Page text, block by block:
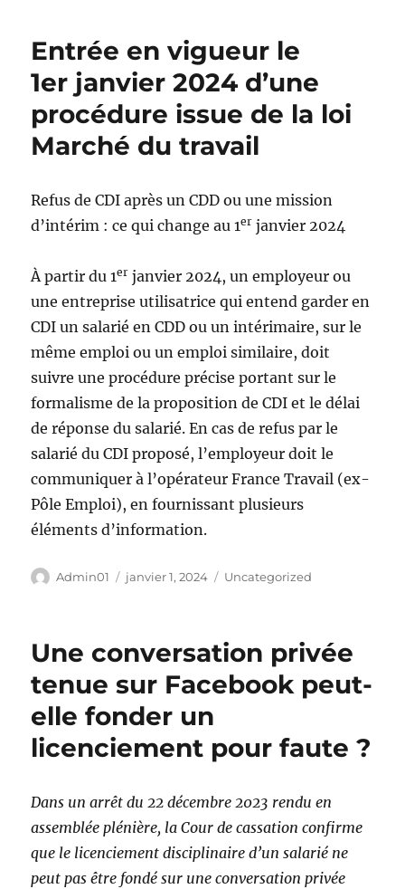
cassation
admet
la
recevabilité
des
preuves
sous
certaines
Entrée en vigueur le
1er janvier 2024 d’une
procédure issue de la loi
Marché du travail
Refus de CDI après un CDD ou une mission
d’intérim : ce qui change au 1er janvier 2024
À partir du 1er janvier 2024, un employeur ou
une entreprise utilisatrice qui entend garder en
CDI un salarié en CDD ou un intérimaire, sur le
même emploi ou un emploi similaire, doit
suivre une procédure précise portant sur le
formalisme de la proposition de CDI et le délai
de réponse du salarié. En cas de refus par le
salarié du CDI proposé, l’employeur doit le
communiquer à l’opérateur France Travail (ex-
Pôle Emploi), en fournissant plusieurs
éléments d’information.
Auteur
Admin01
Publié
janvier 1, 2024 Catégories
Uncategorized
Une conversation privée
tenue sur Facebook peut-
elle fonder un
licenciement pour faute ?
Dans un arrêt du 22 décembre 2023 rendu en
assemblée plénière, la Cour de cassation confirme
que le licenciement disciplinaire d’un salarié ne
peut pas être fondé sur une conversation privée